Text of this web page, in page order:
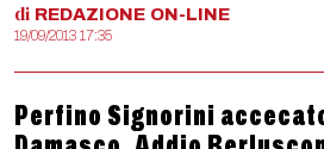
di REDAZIONE ON-LINE
19/09/2013 17:35
Perfino Signorini